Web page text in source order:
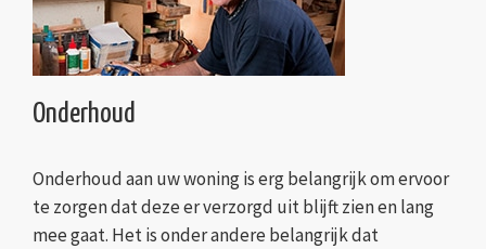
Onderhoud
Onderhoud aan uw woning is erg belangrijk om ervoor
te zorgen dat deze er verzorgd uit blijft zien en lang
mee gaat. Het is onder andere belangrijk dat